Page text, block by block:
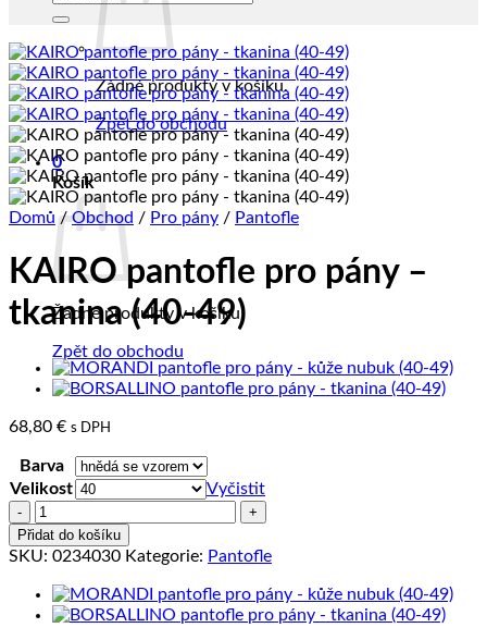
Žádné produkty v košíku.
Zpět do obchodu
0
Košík
Žádné produkty v košíku.
Zpět do obchodu
Domů / Obchod / Pro pány / Pantofle
KAIRO pantofle pro pány –
tkanina (40-49)
68,80 € s DPH
Barva
Velikost
Vyčistit
KAIRO
pantofle
pro
-
tkanina
Přidat do košíku
SKU: 0234030 Kategorie: Pantofle